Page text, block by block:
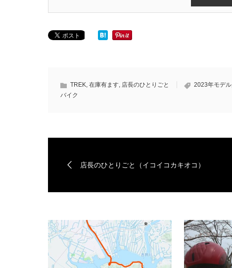
TREK 在庫有ます 店長のひとりごと 2023年モデル
バイク
店長のひとりごと（イコイコカキオコ）